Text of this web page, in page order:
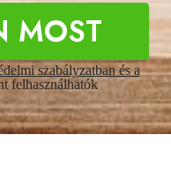
MOST
szabályzatban és a
felhasználhatók